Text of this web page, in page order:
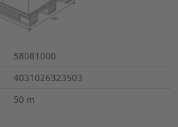
58081000
4031026323503
50 m